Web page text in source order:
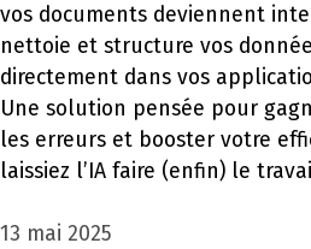
vos documents deviennent
nettoie et structure vos
directement dans vos
Une solution pensée pour
les erreurs et booster votre
laissiez l’IA faire (enfin) le
13 mai 2025